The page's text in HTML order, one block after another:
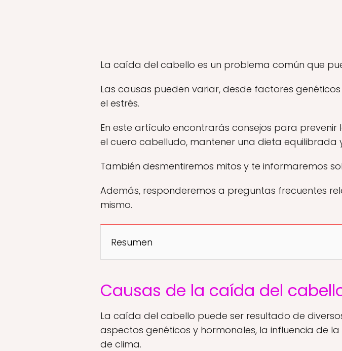
La caída del cabello es un problema común que
Las causas pueden variar, desde factores
el estrés.
En este artículo encontrarás consejos para
el cuero cabelludo, mantener una dieta
También desmentiremos mitos y te informaremos
Además, responderemos a preguntas frecuentes
mismo.
Resumen
Causas de la caída del
La caída del cabello puede ser resultado de
aspectos genéticos y hormonales, la influencia de
de clima.